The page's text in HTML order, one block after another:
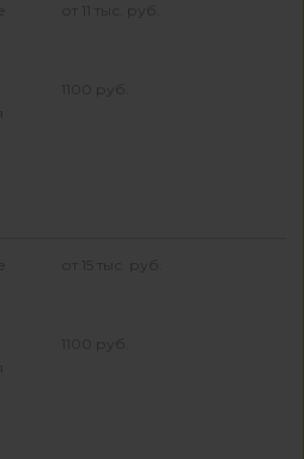
от 11 тыс. руб.
1100 руб.
от 15 тыс. руб.
1100 руб.